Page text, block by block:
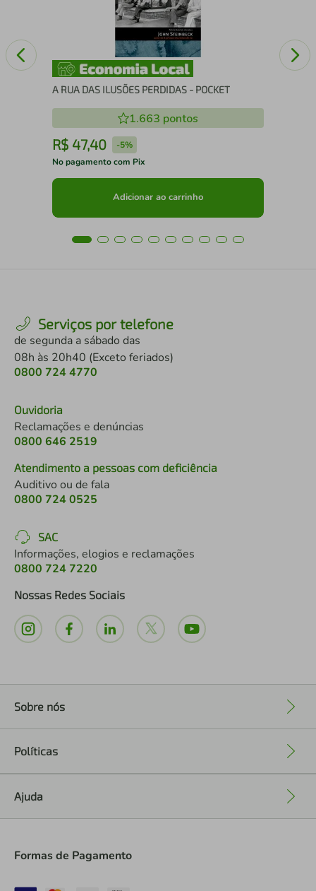
A RUA DAS ILUSÕES PERDIDAS - POCKET
1.663 pontos
R$ 47,40 -5%
No pagamento com Pix
Adicionar ao carrinho
Serviços por telefone
de segunda a sábado das
08h às 20h40 (Exceto feriados)
0800 724 4770
Ouvidoria
Reclamações e denúncias
0800 646 2519
Atendimento a pessoas com deficiência
Auditivo ou de fala
0800 724 0525
SAC
Informações, elogios e reclamações
0800 724 7220
Nossas Redes Sociais
Sobre nós
Políticas
Ajuda
Formas de Pagamento